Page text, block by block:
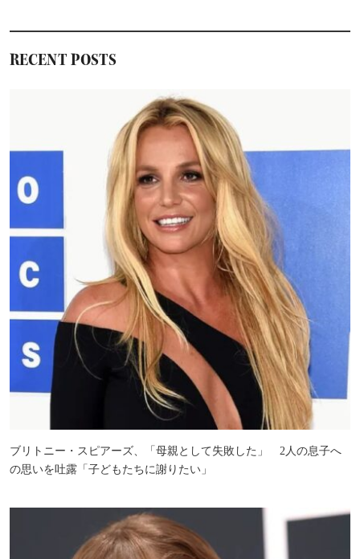
RECENT POSTS
ブリトニー・スピアーズ、「母親として失敗した」 2人の息子へ
の思いを吐露「子どもたちに謝りたい」